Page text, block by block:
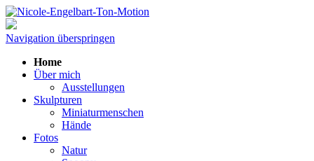
Navigation überspringen
Home
Über mich
Ausstellungen
Skulpturen
Miniaturmenschen
Hände
Fotos
Natur